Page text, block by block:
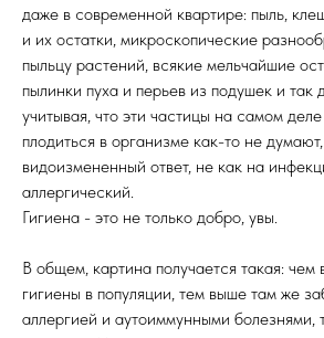
даже в современной квартире: пыль,
и их остатки, микроскопические
пыльцу растений, всякие мельчайшие
пылинки пуха и перьев из подушек и так
учитывая, что эти частицы на самом
плодиться в организме как-то не
видоизмененный ответ, не как на
аллергический.
Гигиена - это не только добро, увы.
В общем, картина получается такая: чем
гигиены в популяции, тем выше там же
аллергией и аутоиммунными болезнями,